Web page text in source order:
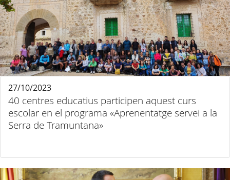
40 centres educatius participen aquest curs
escolar en el programa «Aprenentatge servei a la
Serra de Tramuntana»
27/10/2023